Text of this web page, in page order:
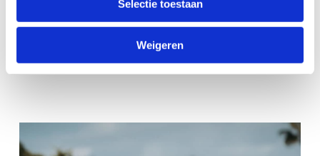
Selectie toestaan
Weigeren
4 oktober: World Cup Rome (Italië)
8 november: World Cup Hongkong (China) onder
voorbehoud